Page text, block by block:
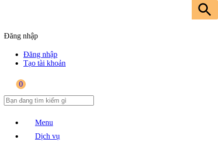
Đăng nhập
Đăng nhập
Tạo tài khoản
0
Menu
Dịch vụ